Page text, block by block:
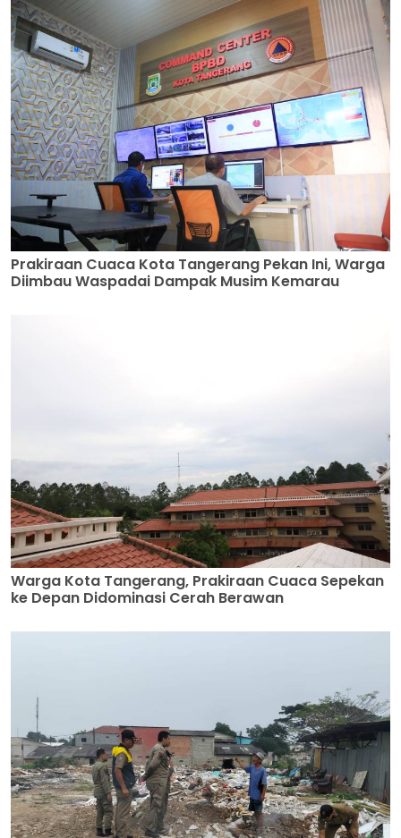
Prakiraan Cuaca Kota Tangerang Pekan Ini, Warga
Diimbau Waspadai Dampak Musim Kemarau
Warga Kota Tangerang, Prakiraan Cuaca Sepekan
ke Depan Didominasi Cerah Berawan